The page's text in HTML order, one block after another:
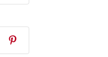
Publier